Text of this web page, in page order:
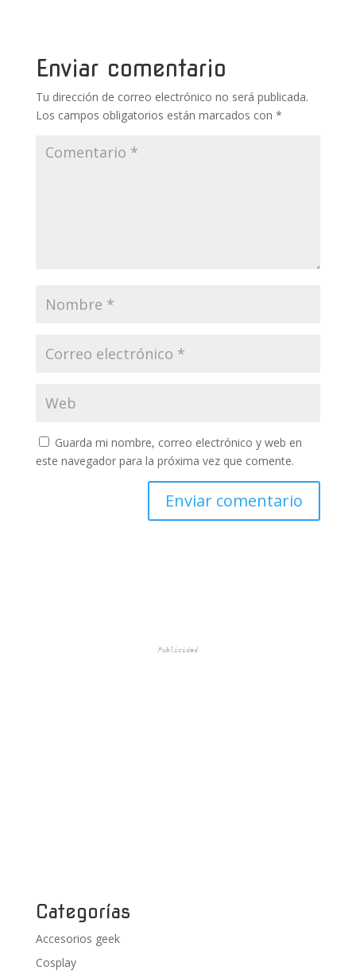
o
k p r
Enviar comentario
Tu dirección de correo electrónico no será publicada.
Los campos obligatorios están marcados con *
Guarda mi nombre, correo electrónico y web en
este navegador para la próxima vez que comente.
Publicidad
Categorías
Accesorios geek
Cosplay